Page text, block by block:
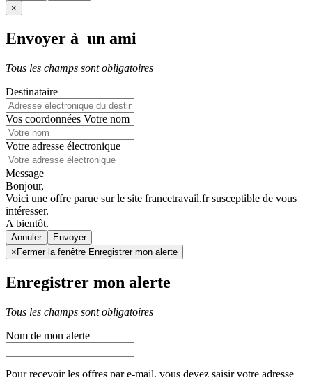
×
Envoyer à un ami
Tous les champs sont obligatoires
Destinataire
Vos coordonnées Votre nom
Votre adresse électronique
Message
Bonjour,
Voici une offre parue sur le site francetravail.fr susceptible de vous
intéresser.
A bientôt.
Annuler
× Fermer la fenêtre Enregistrer mon alerte
Enregistrer mon alerte
Tous les champs sont obligatoires
Nom de mon alerte
Pour recevoir les offres par e-mail, vous devez saisir votre adresse